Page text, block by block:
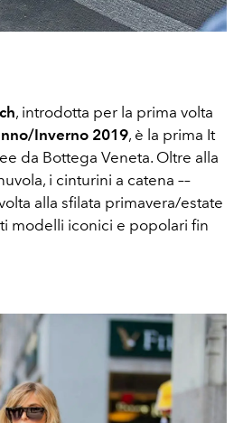
, introdotta per la prima volta
Inverno 2019, è la prima It
da Bottega Veneta. Oltre alla
i cinturini a catena ––
alla sfilata primavera/estate
modelli iconici e popolari fin